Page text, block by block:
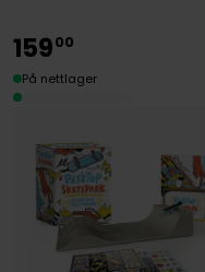
15900
På nettlager